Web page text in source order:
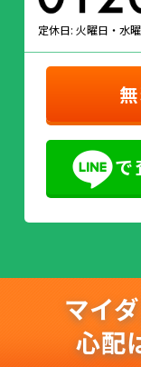
定休日: 火曜日・水
で
マイ
心配